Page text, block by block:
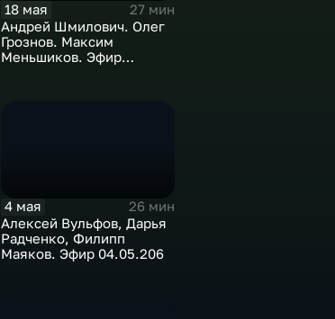
18 мая
27 мин
Андрей Шмилович. Олег
Грознов. Максим
Меньшиков. Эфир
4 мая
26 мин
Алексей Вульфов, Дарья
Радченко, Филипп
Маяков. Эфир 04.05.206